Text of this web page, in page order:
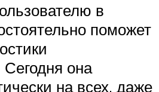
в
поможет
она
на всех, даже